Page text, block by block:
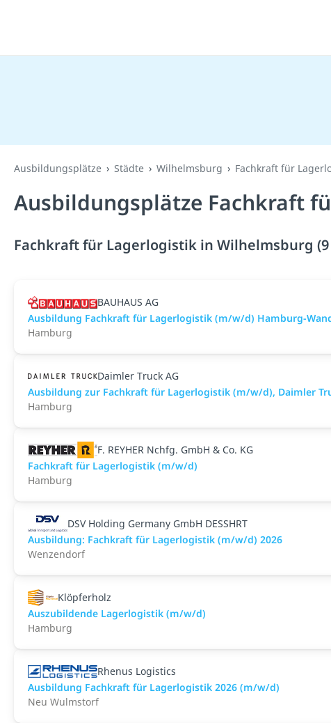
Ausbildungsplätze Städte Wilhelmsburg Fachkraft für
Ausbildungsplätze Fachkraft
Fachkraft für Lagerlogistik in Wilhelmsburg (9
BAUHAUS AG
Ausbildung Fachkraft für Lagerlogistik (m/w/d) Hamburg-
Hamburg
Daimler Truck AG
Ausbildung zur Fachkraft für Lagerlogistik (m/w/d), Daimler
Hamburg
F. REYHER Nchfg. GmbH & Co. KG
Fachkraft für Lagerlogistik (m/w/d)
Hamburg
DSV Holding Germany GmbH DESSHRT
Ausbildung: Fachkraft für Lagerlogistik (m/w/d) 2026
Wenzendorf
Klöpferholz
Auszubildende Lagerlogistik (m/w/d)
Hamburg
Rhenus Logistics
Ausbildung Fachkraft für Lagerlogistik 2026 (m/w/d)
Neu Wulmstorf